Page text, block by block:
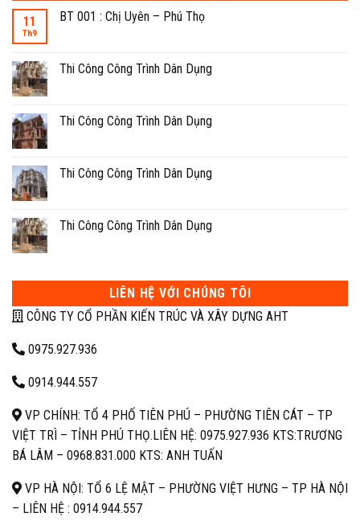
11
Th9
BT 001 : Chị Uyên – Phú Thọ
Thi Công Công Trình Dân Dụng
Thi Công Công Trình Dân Dụng
Thi Công Công Trình Dân Dụng
Thi Công Công Trình Dân Dụng
LIÊN HỆ VỚI CHÚNG TÔI
CÔNG TY CỔ PHẦN KIẾN TRÚC VÀ XÂY DỰNG AHT
0975.927.936
0914.944.557
VP CHÍNH: TỔ 4 PHỐ TIÊN PHÚ – PHƯỜNG TIÊN CÁT – TP
VIỆT TRÌ – TỈNH PHÚ THỌ.LIÊN HỆ: 0975.927.936 KTS:TRƯƠNG
BÁ LÂM – 0968.831.000 KTS: ANH TUẤN
VP HÀ NỘI: TỔ 6 LỆ MẬT – PHƯỜNG VIỆT HƯNG – TP HÀ NỘI
– LIÊN HỆ : 0914.944.557